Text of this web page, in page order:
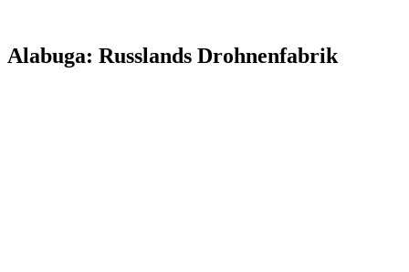
Alabuga: Russlands Drohnenfabrik